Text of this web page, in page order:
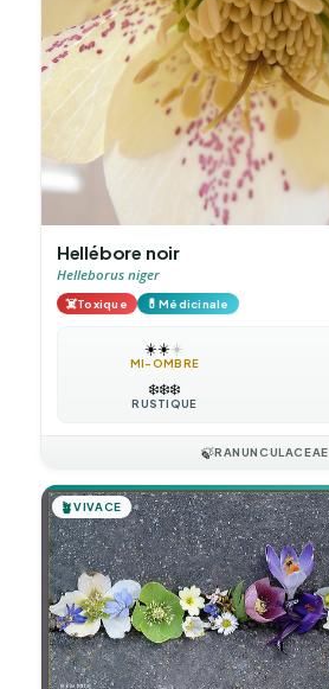
Hellébore noir
Helleborus niger
☠️Toxique 💊Médicinale
☀️☀️☀️
MI-OMBRE
❄️❄️❄️
RUSTIQUE
🍃RANUNCULACEAE
🪴VIVACE